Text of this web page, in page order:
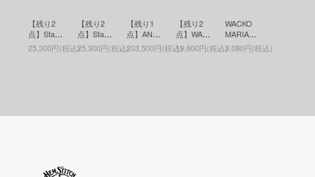
versized
Cutoff Par
ka(カット
オフパー
CK
【残り2
点】Stand
ard Califor
nia(スタ
eather Wa
BROWN
25,300円(税込)
【残り2
点】Stand
ard Califor
nia(スタ
eather Wa
25,300円(税込)
【残り1
点】ANTI
DOTE BU
YERS CL
ool Bag(M
203,500円(税込)
【残り2
点】WAC
KO MARI
A (ワコマ
19,800円(税込)
WACKO
MARIA
(ワコマリ
ア) MUG
3,080円(税込)